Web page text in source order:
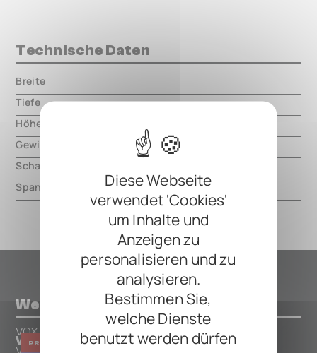
Diese Webseite
verwendet 'Cookies'
um Inhalte und
Anzeigen zu
personalisieren und zu
analysieren.
Bestimmen Sie,
welche Dienste
benutzt werden dürfen
Technische Daten
Breite
Tiefe
000.00 mm
Höhe
Gewicht
000.00 mm
Schaltungsart
Spannung
9V DC, center negative
Weitere Pedals von VOX
PREAMP EQUALIZER
VOX
Valvenergy Tone Sculptor